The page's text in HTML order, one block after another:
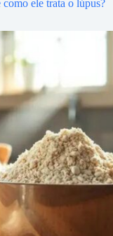
ele trata o lúpus?